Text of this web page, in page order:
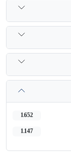
1,652
1,147